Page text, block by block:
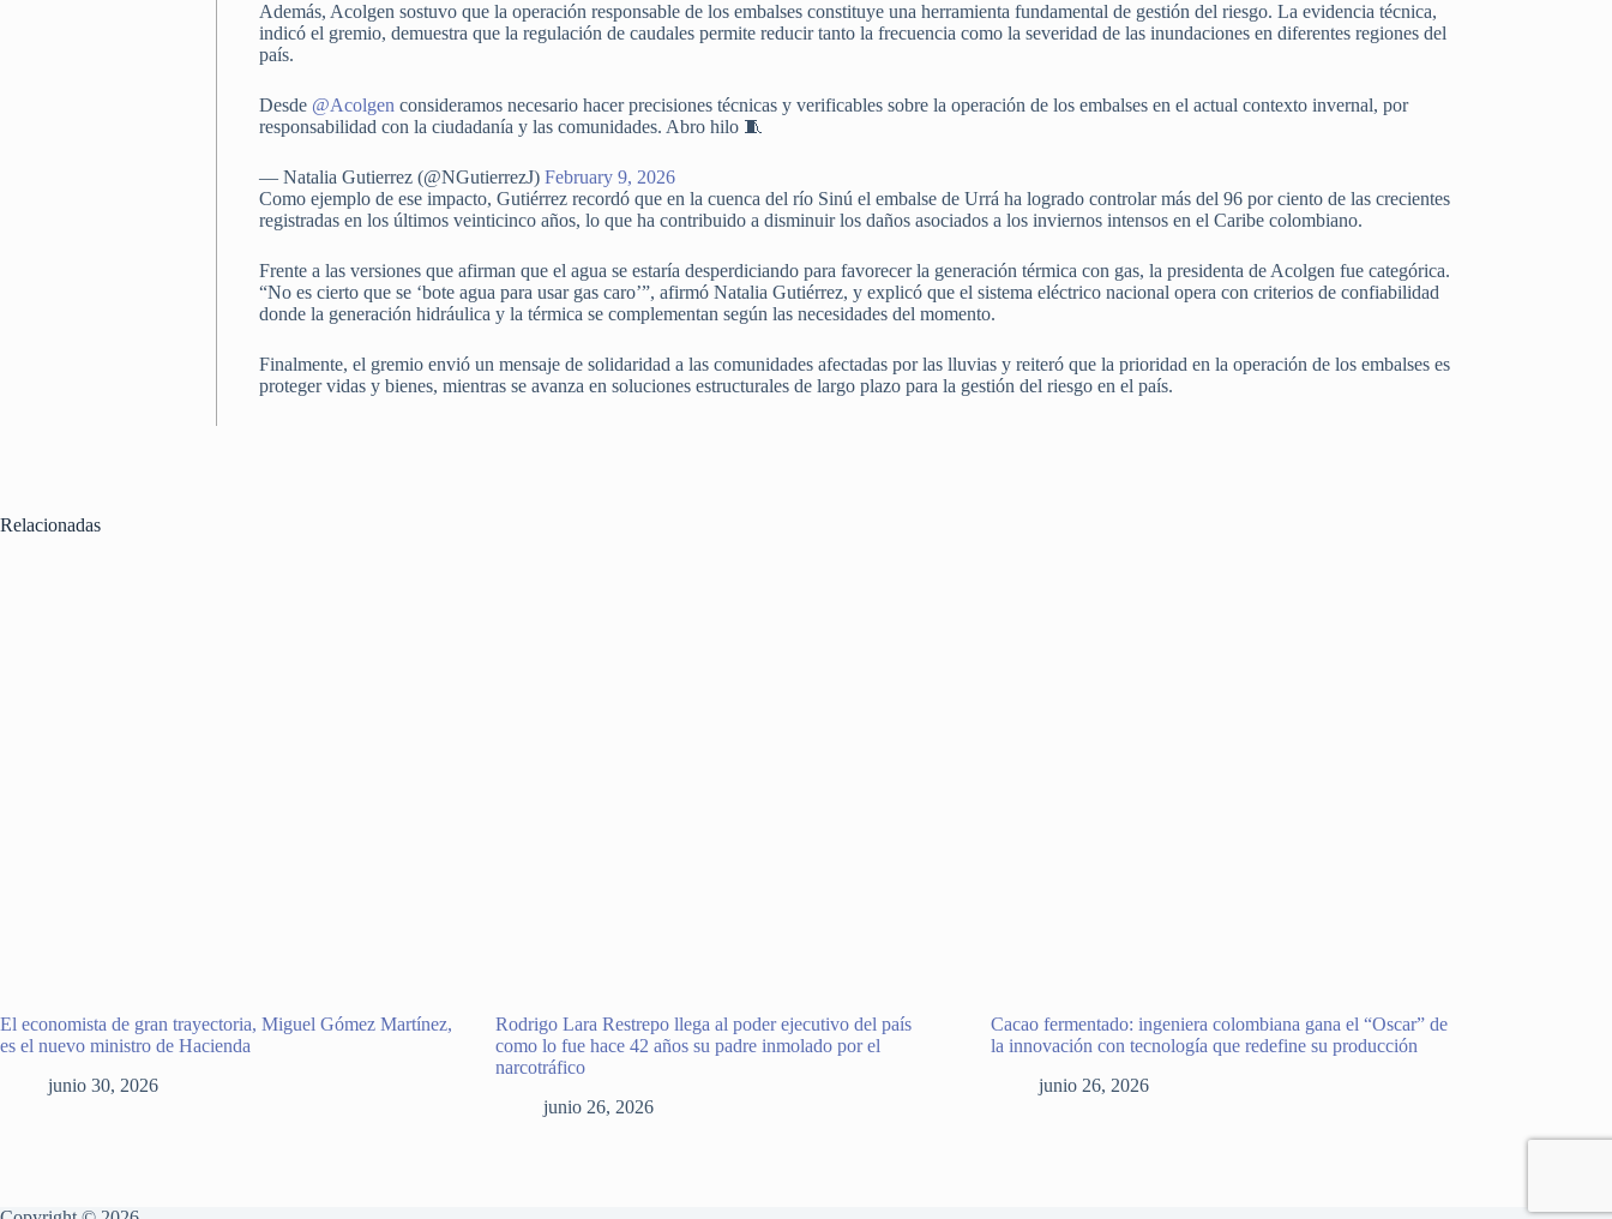
Además, Acolgen sostuvo que la operación responsable de los embalses constituye una herramienta fundamental de gestión del riesgo. La evidencia técnica,
indicó el gremio, demuestra que la regulación de caudales permite reducir tanto la frecuencia como la severidad de las inundaciones en diferentes regiones del
país.
Desde @Acolgen consideramos necesario hacer precisiones técnicas y verificables sobre la operación de los embalses en el actual contexto invernal, por
responsabilidad con la ciudadanía y las comunidades. Abro hilo 🧵
— Natalia Gutierrez (@NGutierrezJ)February 9, 2026
Como ejemplo de ese impacto, Gutiérrez recordó que en la cuenca del río Sinú el embalse de Urrá ha logrado controlar más del 96 por ciento de las crecientes
registradas en los últimos veinticinco años, lo que ha contribuido a disminuir los daños asociados a los inviernos intensos en el Caribe colombiano.
Frente a las versiones que afirman que el agua se estaría desperdiciando para favorecer la generación térmica con gas, la presidenta de Acolgen fue categórica.
“No es cierto que se ‘bote agua para usar gas caro’”, afirmó Natalia Gutiérrez, y explicó que el sistema eléctrico nacional opera con criterios de confiabilidad
donde la generación hidráulica y la térmica se complementan según las necesidades del momento.
Finalmente, el gremio envió un mensaje de solidaridad a las comunidades afectadas por las lluvias y reiteró que la prioridad en la operación de los embalses es
proteger vidas y bienes, mientras se avanza en soluciones estructurales de largo plazo para la gestión del riesgo en el país.
Relacionadas
El economista de gran trayectoria, Miguel Gómez Martínez,
es el nuevo ministro de Hacienda
junio 30, 2026
Rodrigo Lara Restrepo llega al poder ejecutivo del país
como lo fue hace 42 años su padre inmolado por el
narcotráfico
junio 26, 2026
Cacao fermentado: ingeniera colombiana gana el “Oscar” de
la innovación con tecnología que redefine su producción
junio 26, 2026